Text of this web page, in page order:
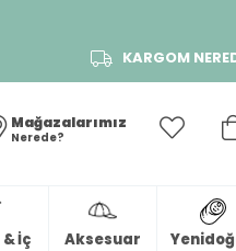
KARGOM
Mağazalarımız
Nerede?
İç
Aksesuar